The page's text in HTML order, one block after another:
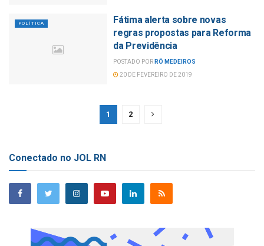
POLÍTICA
Fátima alerta sobre novas
regras propostas para Reforma
da Previdência
POSTADO POR RÔ MEDEIROS
20 DE FEVEREIRO DE 2019
1 2
Conectado no JOL RN